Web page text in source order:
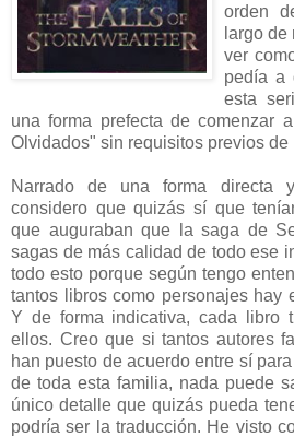
orden
largo
ver
pedía a
esta
una forma prefecta de comenzar
Olvidados" sin requisitos previos de
Narrado de una forma directa
considero que quizás sí que
que auguraban que la saga de
sagas de más calidad de todo ese
todo esto porque según tengo
tantos libros como personajes hay
Y de forma indicativa, cada libro
ellos. Creo que si tantos autores
han puesto de acuerdo entre sí
de toda esta familia, nada puede
único detalle que quizás pueda
podría ser la traducción. He visto